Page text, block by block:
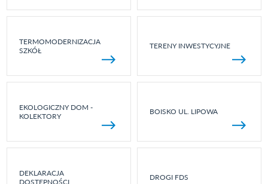
TERMOMODERNIZACJA
SZKÓŁ
TERENY INWESTYCYJNE
EKOLOGICZNY DOM -
KOLEKTORY
BOISKO UL. LIPOWA
DEKLARACJA
DOSTĘPNOŚCI
DROGI FDS